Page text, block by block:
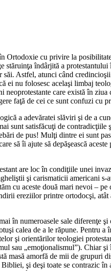
Ortodoxie cu privire la
îndârjită a
săi. Astfel, atunci când
ei nu folosesc acelaşi limbaj
care există în
faţă de cei ce sunt confuzi cu
a adevăratei slăviri şi de a
sunt satisfăcuţi de
de pus! Mulţi dintre ei sunt
să îi ajute să depăşească
are loc în condiţiile unei
şi carismaticii americani
cu aceste două mari nevoi – pe
ereziilor printre ortodocşi,
în numeroasele sale diferenţe
calea de a le răpune. Pentru
şi orientărilor teologiei
sau „emoţionalismul”). Chiar
masă amorfă de mii de grupuri
şi deşi toate se contrazic în